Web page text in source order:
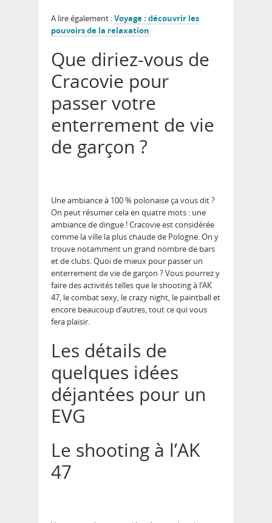
A lire également :Voyage : découvrir les
pouvoirs de la relaxation
Que diriez-vous de
Cracovie pour
passer votre
enterrement de vie
de garçon ?
Une ambiance à 100 % polonaise ça vous dit ?
On peut résumer cela en quatre mots : une
ambiance de dingue ! Cracovie est considérée
comme la ville la plus chaude de Pologne. On y
trouve notamment un grand nombre de bars
et de clubs. Quoi de mieux pour passer un
enterrement de vie de garçon ? Vous pourrez y
faire des activités telles que le shooting à l’AK
47, le combat sexy, le crazy night, le paintball et
encore beaucoup d’autres, tout ce qui vous
fera plaisir.
Les détails de
quelques idées
déjantées pour un
EVG
Le shooting à l’AK
47